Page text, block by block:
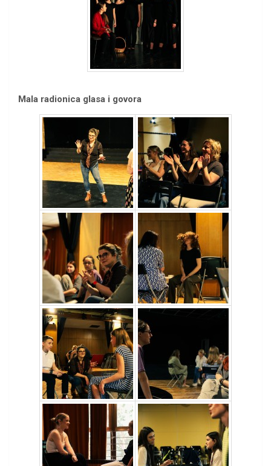
Mala radionica glasa i govora